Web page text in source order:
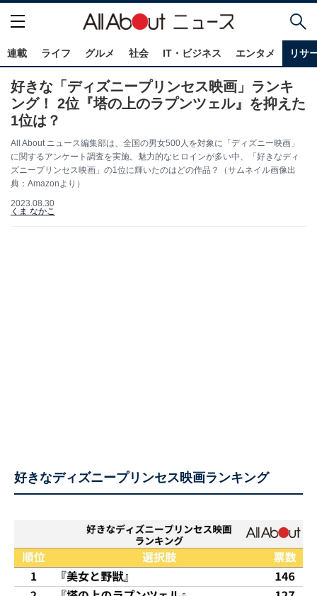
連載 ライフ グルメ 社会 IT・ビジネス エンタメ リサ
好きな「ディズニープリンセス映画」ランキ
ング！ 2位『塔の上のラプンツェル』を抑えた
1位は？
All About ニュース編集部は、全国の男女500人を対象に「ディズニー映画」
に関するアンケート調査を実施。魅力的なヒロインが多い中、「好きなディ
ズニープリンセス映画」の1位に輝いたのはどの作品？（サムネイル画像出
典：Amazonより）
2023.08.30
くま なかこ
好きなディズニープリンセス映画ランキング